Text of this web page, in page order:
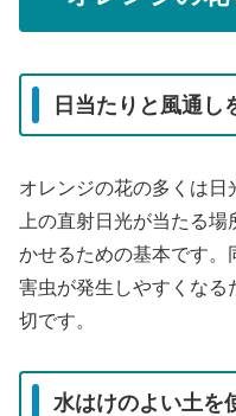
日当たりと風通し
オレンジの花の多くは日
上の直射日光が当たる
かせるための基本です。
害虫が発生しやすくなる
切です。
水はけのよい土を